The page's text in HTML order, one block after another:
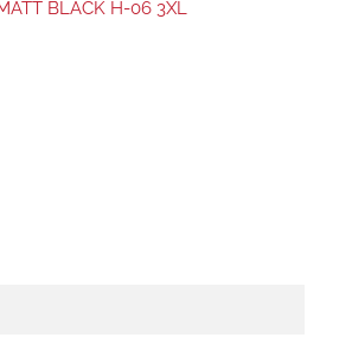
BLACK H-06 3XL